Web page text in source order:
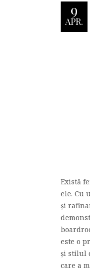
9
APR.
Există
ele. Cu
și
este o
și stilul
care a